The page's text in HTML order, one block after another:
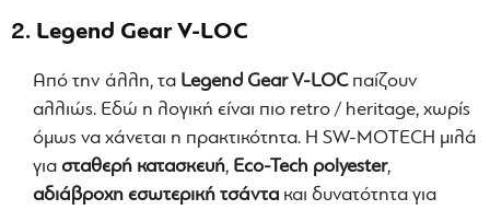
2. Legend Gear V-LOC
Από την άλλη, τα Legend Gear V-LOCπαίζουν
αλλιώς. Εδώ η λογική είναι πιο retro / heritage, χωρίς
όμως να χάνεται η πρακτικότητα. Η SW-MOTECH μιλά
για σταθερή κατασκευή, Eco-Tech polyester,
αδιάβροχη εσωτερική τσάντα και δυνατότητα για